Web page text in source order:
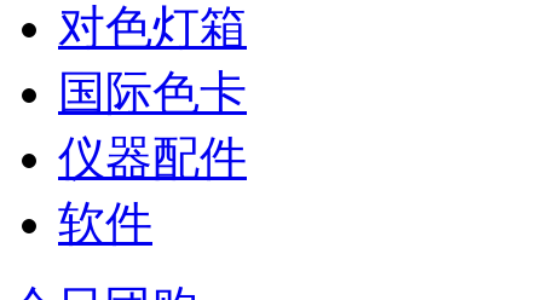
对色灯箱
国际色卡
仪器配件
软件